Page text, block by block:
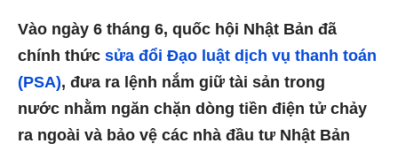
Vào ngày 6 tháng 6, quốc hội Nhật Bản đã
chính thức sửa đổi Đạo luật dịch vụ thanh toán
(PSA), đưa ra lệnh nắm giữ tài sản trong
nước nhằm ngăn chặn dòng tiền điện tử chảy
ra ngoài và bảo vệ các nhà đầu tư Nhật Bản